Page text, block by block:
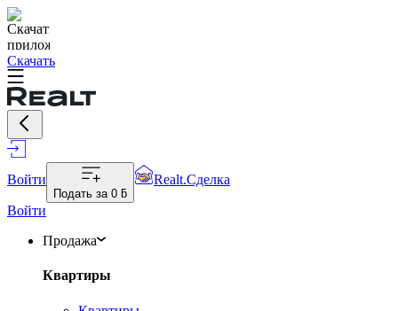
Скачать
Войти
Подать за 0 ƃ
Realt.Сделка
Войти
Продажа
Квартиры